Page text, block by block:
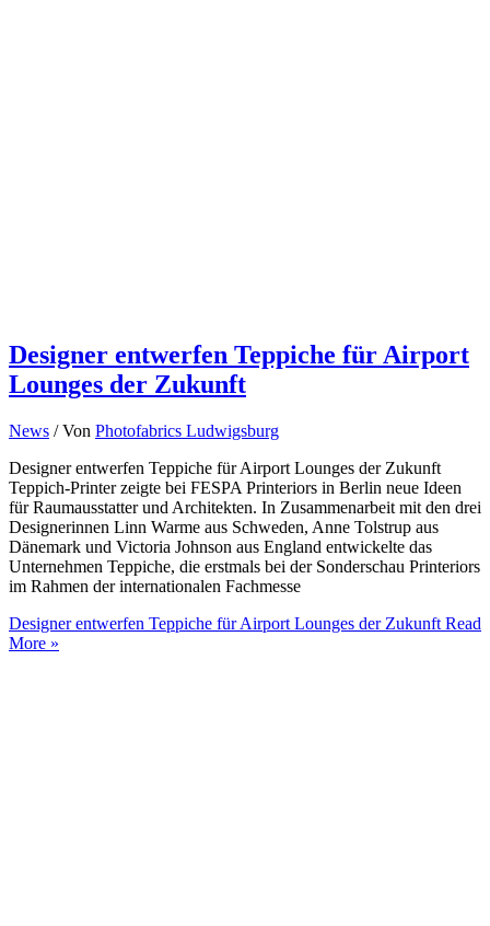
Designer entwerfen Teppiche für Airport
Lounges der Zukunft
News / Von Photofabrics Ludwigsburg
Designer entwerfen Teppiche für Airport Lounges der Zukunft
Teppich-Printer zeigte bei FESPA Printeriors in Berlin neue Ideen
für Raumausstatter und Architekten. In Zusammenarbeit mit den drei
Designerinnen Linn Warme aus Schweden, Anne Tolstrup aus
Dänemark und Victoria Johnson aus England entwickelte das
Unternehmen Teppiche, die erstmals bei der Sonderschau Printeriors
im Rahmen der internationalen Fachmesse
Designer entwerfen Teppiche für Airport Lounges der Zukunft Read
More »